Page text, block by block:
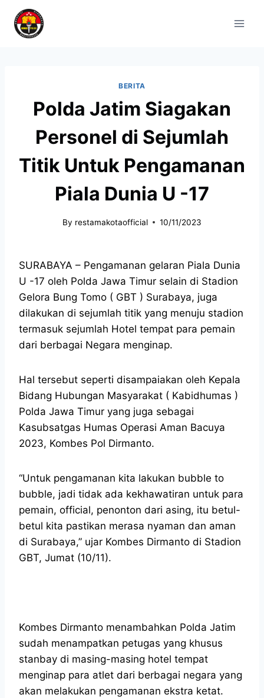
BERITA
Polda Jatim Siagakan
Personel di Sejumlah
Titik Untuk Pengamanan
Piala Dunia U -17
By restamakotaofficial 10/11/2023
SURABAYA – Pengamanan gelaran Piala Dunia
U -17 oleh Polda Jawa Timur selain di Stadion
Gelora Bung Tomo ( GBT ) Surabaya, juga
dilakukan di sejumlah titik yang menuju stadion
termasuk sejumlah Hotel tempat para pemain
dari berbagai Negara menginap.
Hal tersebut seperti disampaiakan oleh Kepala
Bidang Hubungan Masyarakat ( Kabidhumas )
Polda Jawa Timur yang juga sebagai
Kasubsatgas Humas Operasi Aman Bacuya
2023, Kombes Pol Dirmanto.
“Untuk pengamanan kita lakukan bubble to
bubble, jadi tidak ada kekhawatiran untuk para
pemain, official, penonton dari asing, itu betul-
betul kita pastikan merasa nyaman dan aman
di Surabaya,” ujar Kombes Dirmanto di Stadion
GBT, Jumat (10/11).
Kombes Dirmanto menambahkan Polda Jatim
sudah menampatkan petugas yang khusus
stanbay di masing-masing hotel tempat
menginap para atlet dari berbagai negara yang
akan melakukan pengamanan ekstra ketat.